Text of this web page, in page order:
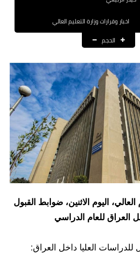
العقود والاجور اليومية
الرواتب
القروض والسلف
المنح المالية
قطع الاراضي
اخبار العراق
الاخبار الامنية
اخبار وقرارات وزارة التعليم العالي
الحجم
العالي، اليوم الاثنين، ضوابط القبول
العراق للعام الدراسي
للدراسات العليا داخل العراق: